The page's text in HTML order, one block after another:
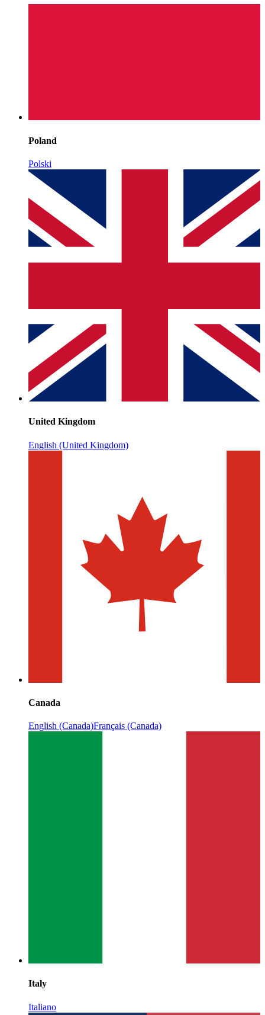
Poland
Polski
United Kingdom
English (United Kingdom)
Canada
English (Canada)Français (Canada)
Italy
Italiano